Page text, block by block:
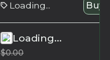
Loading... Buy
Loading...
$0.00